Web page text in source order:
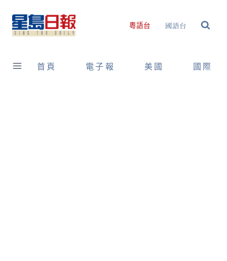
content
粵語台 國語台
首頁 電子報 美國 國際